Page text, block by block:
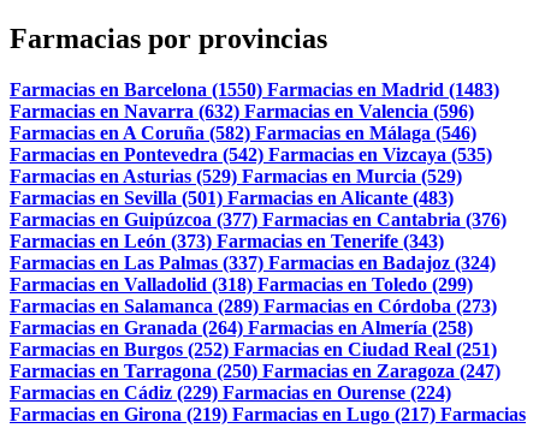
Farmacias por provincias
Farmacias en Barcelona (1550) Farmacias en Madrid (1483)
Farmacias en Navarra (632) Farmacias en Valencia (596)
Farmacias en A Coruña (582) Farmacias en Málaga (546)
Farmacias en Pontevedra (542) Farmacias en Vizcaya (535)
Farmacias en Asturias (529) Farmacias en Murcia (529)
Farmacias en Sevilla (501) Farmacias en Alicante (483)
Farmacias en Guipúzcoa (377) Farmacias en Cantabria (376)
Farmacias en León (373) Farmacias en Tenerife (343)
Farmacias en Las Palmas (337) Farmacias en Badajoz (324)
Farmacias en Valladolid (318) Farmacias en Toledo (299)
Farmacias en Salamanca (289) Farmacias en Córdoba (273)
Farmacias en Granada (264) Farmacias en Almería (258)
Farmacias en Burgos (252) Farmacias en Ciudad Real (251)
Farmacias en Tarragona (250) Farmacias en Zaragoza (247)
Farmacias en Cádiz (229) Farmacias en Ourense (224)
Farmacias en Girona (219) Farmacias en Lugo (217) Farmacias